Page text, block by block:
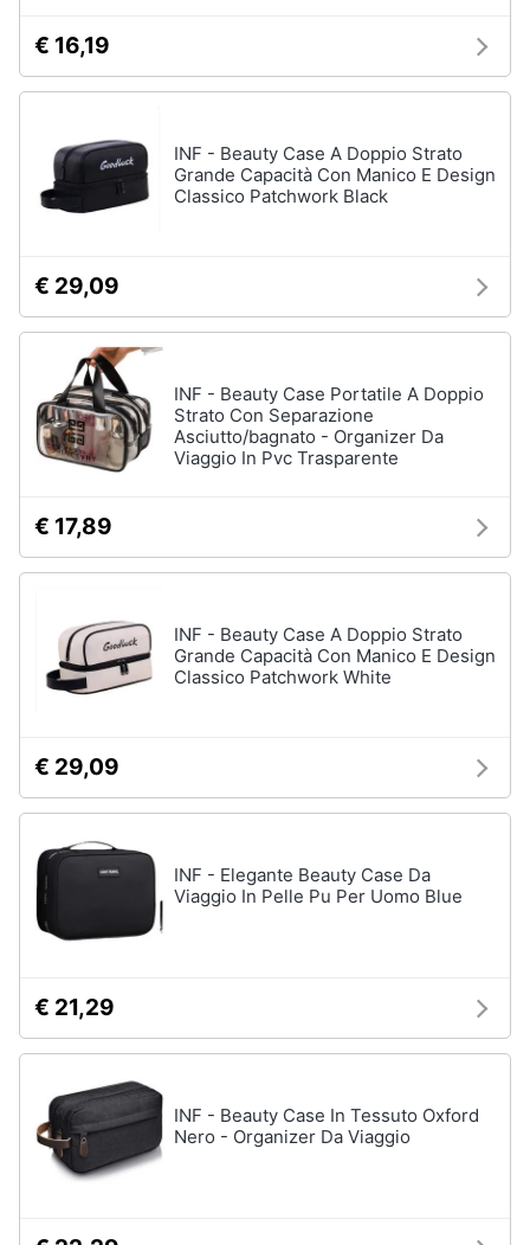
Smartwatch
Orologi
uomo
donna
Vedi
tutti
Gioielli
Orecchini
Cavigliera
Collane
tutti
€ 16,19
INF - Beauty Case A Doppio Strato
Grande Capacità Con Manico E Design
Classico Patchwork Black
€ 29,09
INF - Beauty Case Portatile A Doppio
Strato Con Separazione
Asciutto/bagnato - Organizer Da
Viaggio In Pvc Trasparente
€ 17,89
INF - Beauty Case A Doppio Strato
Grande Capacità Con Manico E Design
Classico Patchwork White
€ 29,09
INF - Elegante Beauty Case Da
Viaggio In Pelle Pu Per Uomo Blue
€ 21,29
INF - Beauty Case In Tessuto Oxford
Nero - Organizer Da Viaggio